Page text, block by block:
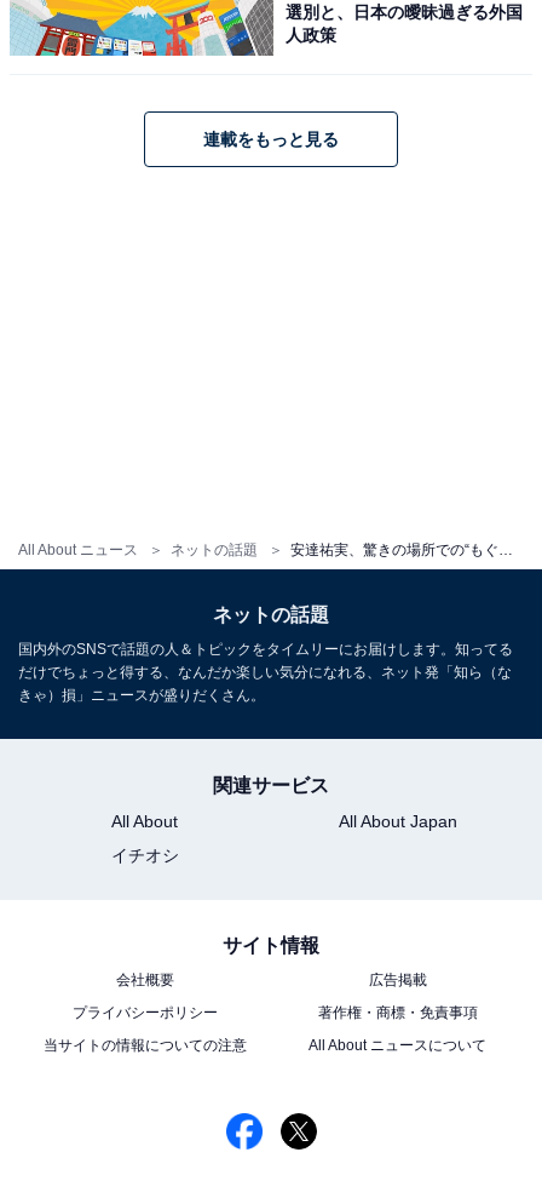
All About ニュース ネットの話題 安達祐実、驚きの場所での“もぐもぐショット”に反響！ 「バレないんですか？」「本当にかわいい」
選別と、日本の曖昧過ぎる外国
人政策
連載をもっと見る
ネットの話題
国内外のSNSで話題の人＆トピックをタイムリーにお届けします。知ってる
だけでちょっと得する、なんだか楽しい気分になれる、ネット発「知ら（な
きゃ）損」ニュースが盛りだくさん。
関連サービス
All About
All About Japan
イチオシ
サイト情報
会社概要
広告掲載
プライバシーポリシー
著作権・商標・免責事項
当サイトの情報についての注意
All About ニュースについて